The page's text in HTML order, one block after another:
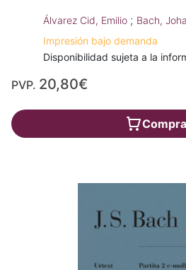
Álvarez Cid, Emilio ; Bach,
Impresión bajo demanda
Disponibilidad sujeta a la
PVP. 20,80€